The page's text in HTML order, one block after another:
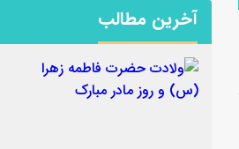
آخرین مطالب